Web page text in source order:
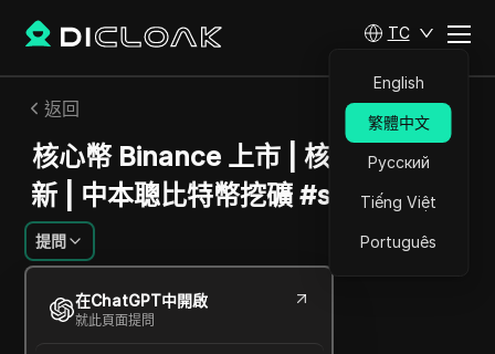
TC
English
繁體中文
Русский
Tiếng Việt
Português
返回
核心幣 Binance 上市 | 核心提現新更
新 | 中本聰比特幣挖礦 #satoshicore
提問
在ChatGPT中開啟
就此頁面提問
傑西卡沃德爾
2024年12月 1 分鐘 閱讀